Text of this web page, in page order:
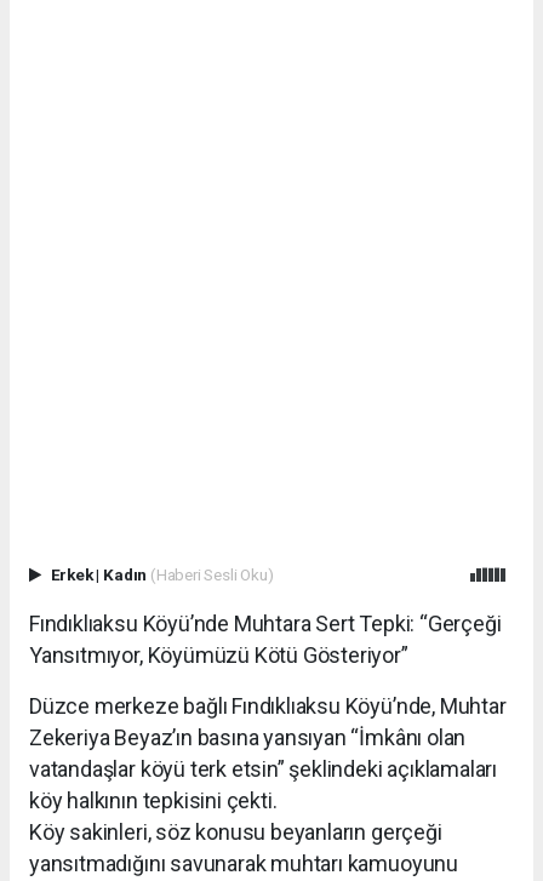
Erkek| Kadın (Haberi Sesli Oku)
Fındıklıaksu Köyü’nde Muhtara Sert Tepki: “Gerçeği
Yansıtmıyor, Köyümüzü Kötü Gösteriyor”
Düzce merkeze bağlı Fındıklıaksu Köyü’nde, Muhtar
Zekeriya Beyaz’ın basına yansıyan “İmkânı olan
vatandaşlar köyü terk etsin” şeklindeki açıklamaları
köy halkının tepkisini çekti.
Köy sakinleri, söz konusu beyanların gerçeği
yansıtmadığını savunarak muhtarı kamuoyunu